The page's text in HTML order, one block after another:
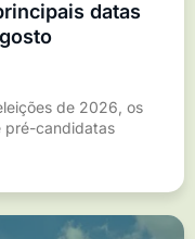
datas
de 2026, os
pré-candidatas